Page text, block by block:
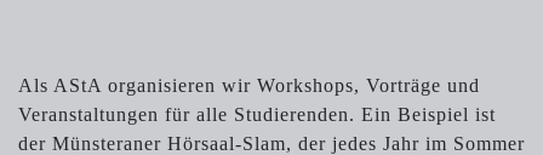
Als AStA organisieren wir Workshops, Vorträge und
Veranstaltungen für alle Studierenden. Ein Beispiel ist
der Münsteraner Hörsaal-Slam, der jedes Jahr im Sommer